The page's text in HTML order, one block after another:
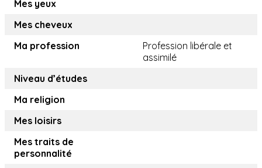
Mes yeux
Mes cheveux
Ma profession
Profession libérale et
assimilé
Niveau d’études
Ma religion
Mes loisirs
Mes traits de
personnalité